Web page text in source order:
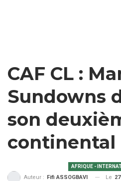
CAF CL :
Sundowns
son
continental
AFRIQUE -
Auteur : Fifi ASSOGBAVI Le